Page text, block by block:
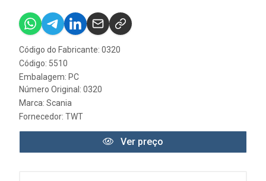
Código do Fabricante: 0320
Código: 5510
Embalagem: PC
Número Original: 0320
Marca: Scania
Fornecedor: TWT
Ver preço